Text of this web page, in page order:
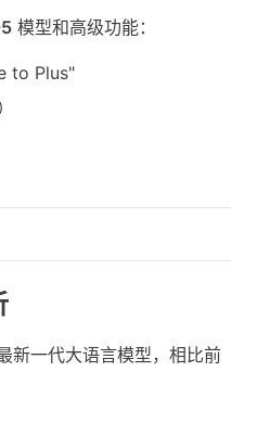
模型和高级功能：
to Plus"
新一代大语言模型，相比前